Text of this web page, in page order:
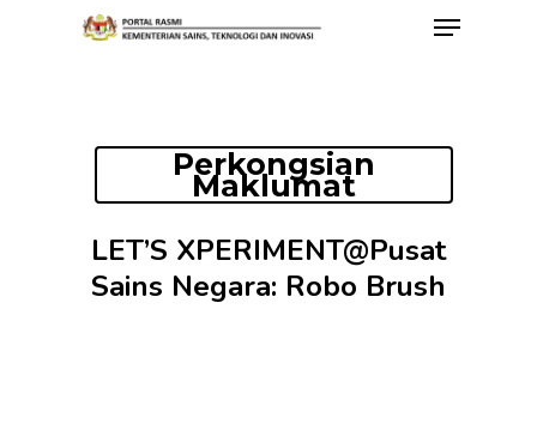
Menu
Perkongsian
Maklumat
LET’S XPERIMENT@Pusat
Sains Negara: Robo Brush